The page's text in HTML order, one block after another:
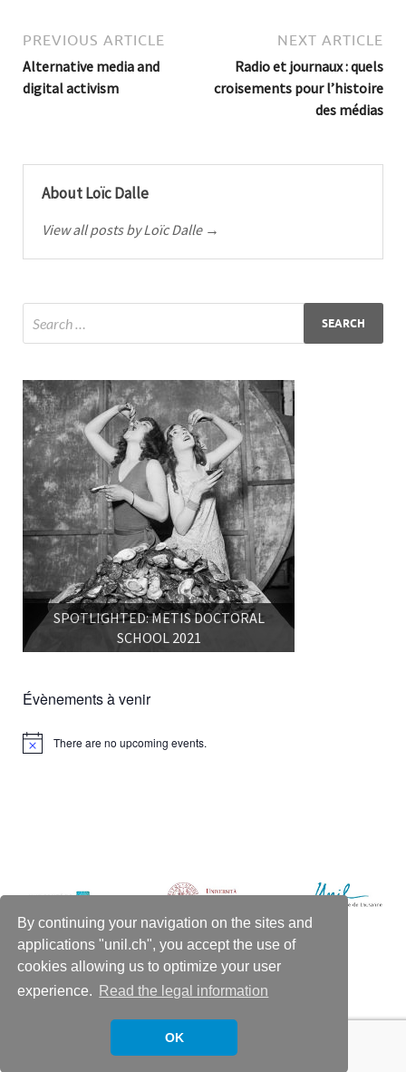
By continuing your navigation on the sites and
applications "unil.ch", you accept the use of
cookies allowing us to optimize your user
experience.
Read the legal information
OK
PREVIOUS ARTICLE
Alternative media and
digital activism
NEXT ARTICLE
Radio et journaux : quels
croisements pour l’histoire
des médias
About Loïc Dalle
View all posts by Loïc Dalle →
SPOTLIGHTED: METIS DOCTORAL
SCHOOL 2021
Évènements à venir
Notice There are no upcoming events.
WELCOME RESOURCES CONTACT US